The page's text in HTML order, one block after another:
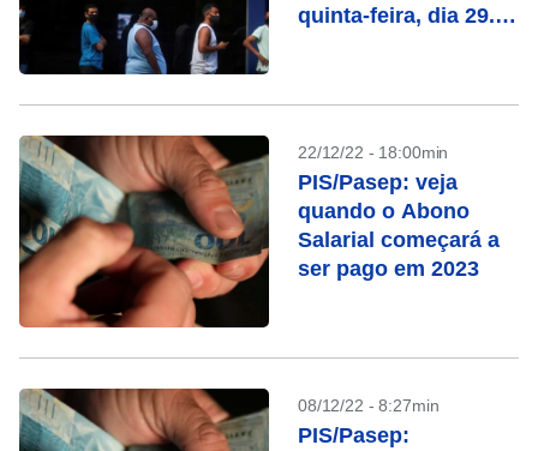
quinta-feira, dia 29.
22/12/22 - 18:00min
PIS/Pasep: veja
quando o Abono
Salarial começará a
ser pago em 2023
08/12/22 - 8:27min
PIS/Pasep: